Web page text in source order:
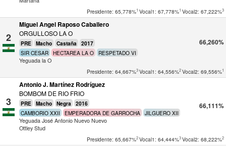
Presidente: 65,778%1 Vocal1: 67,778%1 Vocal2: 67,222%3
2
Miguel Angel Raposo Caballero
ORGULLOSO LA O
PRE Macho Castaña 2017
SIR CESAR HECTAREA LA O
RESPETADO VI
Yeguada la O
66,260%
Presidente: 64,667%3Vocal1: 64,556%2Vocal2: 69,556%1
3
Antonio J. Martínez Rodríguez
BOMBOM DE RIO FRIO
PRE Macho Negra 2016
CAMBORIO XXII EMPERADORA DE GARROCHA JILGUERO XII
Yeguada José Antonio Nuevo Nuevo
Ottley Stud
66,111%
Presidente: 65,667%2Vocal1: 64,444%3Vocal2: 68,222%2